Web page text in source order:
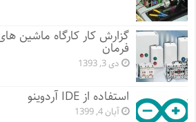
گزارش کار کارگاه ماشین
فرمان
دی 3, 1393
استفاده از IDE آردوینو
آبان 4, 1399